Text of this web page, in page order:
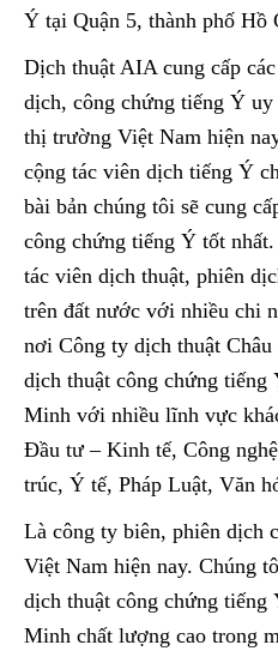
Ý tại Quận 5, thành phố Hồ
Dịch thuật AIA cung cấp
dịch, công chứng tiếng Ý
thị trường Việt Nam hiện
cộng tác viên dịch tiếng Ý
bài bản chúng tôi sẽ cung
công chứng tiếng Ý tốt
tác viên dịch thuật, phiên
trên đất nước với nhiều chi
nơi Công ty dịch thuật
dịch thuật công chứng
Minh với nhiều lĩnh vực
Đầu tư – Kinh tế, Công
trúc, Ý tế, Pháp Luật, Văn
Là công ty biên, phiên dịch
Việt Nam hiện nay. Chúng
dịch thuật công chứng
Minh chất lượng cao trong